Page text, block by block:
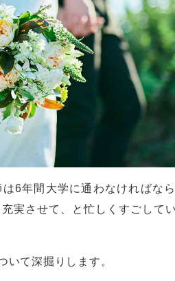
6年間大学に通わなければな
実させて、と忙しくすごして
いて深掘りします。